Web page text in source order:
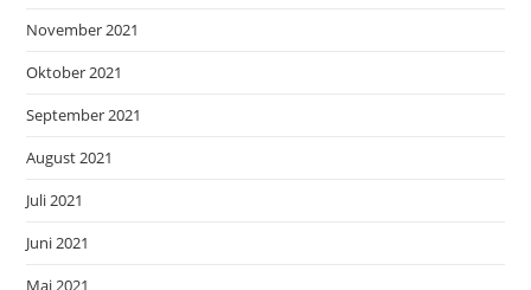
November 2021
Oktober 2021
September 2021
August 2021
Juli 2021
Juni 2021
Mai 2021